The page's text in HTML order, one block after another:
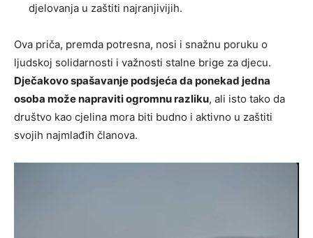
djelovanja u zaštiti najranjivijih.
Ova priča, premda potresna, nosi i snažnu poruku o
ljudskoj solidarnosti i važnosti stalne brige za djecu.
Dječakovo spašavanje podsjeća da ponekad jedna
osoba može napraviti ogromnu razliku, ali isto tako da
društvo kao cjelina mora biti budno i aktivno u zaštiti
svojih najmlađih članova.